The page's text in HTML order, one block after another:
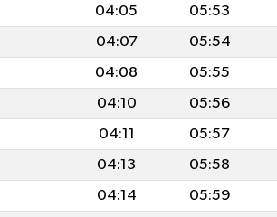
04:05 05:53
04:07 05:54
04:08 05:55
04:10 05:56
04:11 05:57
04:13 05:58
04:14 05:59